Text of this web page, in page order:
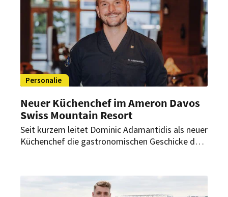
Personalie
Neuer Küchenchef im Ameron Davos
Swiss Mountain Resort
Seit kurzem leitet Dominic Adamantidis als neuer
Küchenchef die gastronomischen Geschicke des
Spitzengastronomie und internationalen
Luxusdestinationen mit.